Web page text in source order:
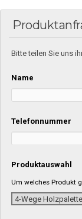
Bitte teilen Sie uns
Name
Telefonnummer
Produktauswahl
Um welches Produkt